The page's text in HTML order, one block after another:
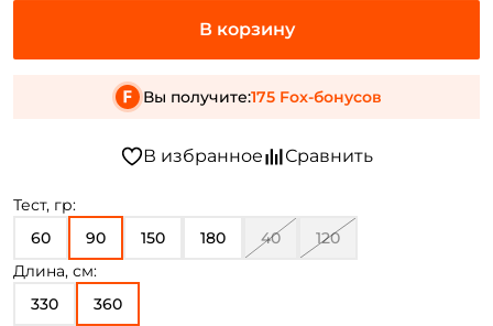
Тест, гр:
60
90 150 180 40
120
Длина, см:
330
360
Вы получите:175 Fox-бонусов